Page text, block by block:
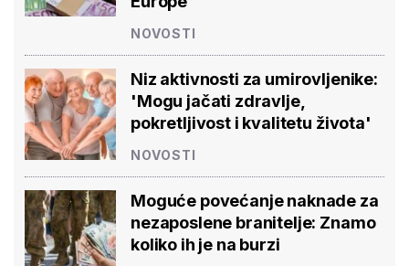
NOVOSTI
Niz aktivnosti za umirovljenike:
'Mogu jačati zdravlje,
pokretljivost i kvalitetu života'
NOVOSTI
Moguće povećanje naknade za
nezaposlene branitelje: Znamo
koliko ih je na burzi